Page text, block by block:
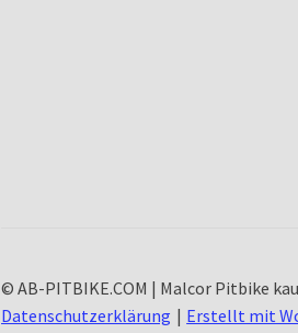
© AB-PITBIKE.COM | Malcor Pitbike
Datenschutzerklärung
Erstellt mit